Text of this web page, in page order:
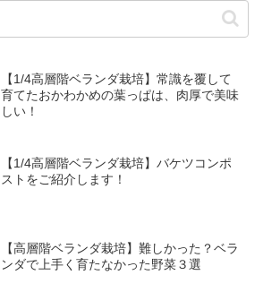
【1/4高層階ベランダ栽培】常識を覆して
育てたおかわかめの葉っぱは、肉厚で美味
しい！
【1/4高層階ベランダ栽培】バケツコンポ
ストをご紹介します！
【高層階ベランダ栽培】難しかった？ベラ
ンダで上手く育たなかった野菜３選